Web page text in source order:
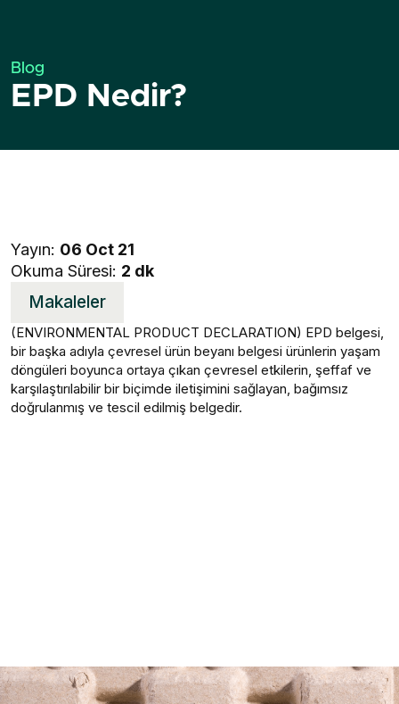
Blog
EPD Nedir?
Makaleler
Yayın: 06 Oct 21
Okuma Süresi: 2 dk
(ENVIRONMENTAL PRODUCT DECLARATION) EPD belgesi,
bir başka adıyla çevresel ürün beyanı belgesi ürünlerin yaşam
döngüleri boyunca ortaya çıkan çevresel etkilerin, şeffaf ve
karşılaştırılabilir bir biçimde iletişimini sağlayan, bağımsız
doğrulanmış ve tescil edilmiş belgedir.